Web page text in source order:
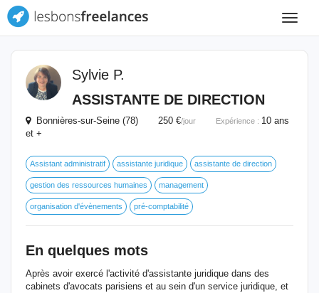
Toggle
Sylvie P.
ASSISTANTE DE DIRECTION
Bonnières-sur-Seine (78) 250 €/jour Expérience : 10 ans
et +
Assistant administratif assistante juridique assistante de direction
gestion des ressources humaines management
organisation d'évènements pré-comptabilité
En quelques mots
Après avoir exercé l'activité d'assistante juridique dans des
cabinets d'avocats parisiens et au sein d'un service juridique, et